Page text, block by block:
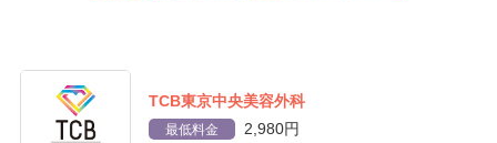
TCB東京中央美容外科
最低料金 2,980円